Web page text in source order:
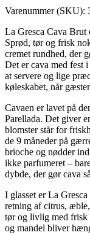
Varenummer (SKU):
La Gresca Cava Brut
Sprød, tør og frisk
cremet rundhed, der
Det er cava med fest
at servere og lige
køleskabet, når
Cavaen er lavet på
Parellada. Det giver
blomster står for
de 9 måneder på
brioche og nødder
ikke parfumeret –
dybde, der gør cava
I glasset er La
retning af citrus,
tør og livlig med frisk
og mandel bliver